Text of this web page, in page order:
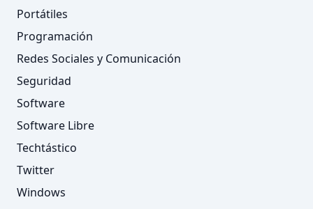
Portátiles
Programación
Redes Sociales y Comunicación
Seguridad
Software
Software Libre
Techtástico
Twitter
Windows